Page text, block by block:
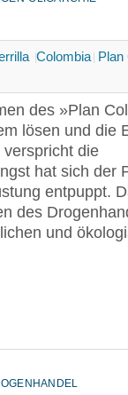
Colombia Plan
des »Plan
lösen und die
die
hat sich der
entpuppt.
des
und